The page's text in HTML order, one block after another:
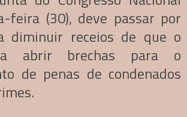
feira (30), deve passar por
diminuir receios de que o
abrir brechas para o
de penas de condenados